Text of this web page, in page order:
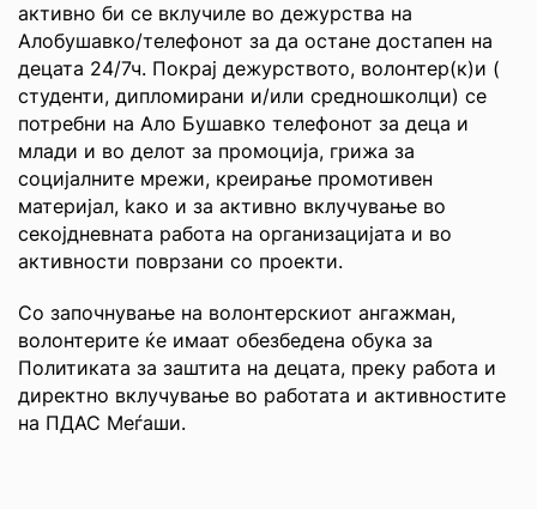
активно би се вклучиле во дежурства на
Алобушавко/телефонот за да остане достапен на
децата 24/7ч. Покрај дежурството, волонтер(к)и (
студенти, дипломирани и/или средношколци) се
потребни на Ало Бушавко телефонот за деца и
млади и во делот за промоција, грижа за
социјалните мрежи, креирање промотивен
материјал, kако и за активно вклучување во
секојдневната работа на организацијата и во
активности поврзани со проекти.
Со започнување на волонтерскиот ангажман,
волонтерите ќе имаат обезбедена обука за
Политиката за заштита на децата, преку работа и
директно вклучување во работата и активностите
на ПДАС Меѓаши.